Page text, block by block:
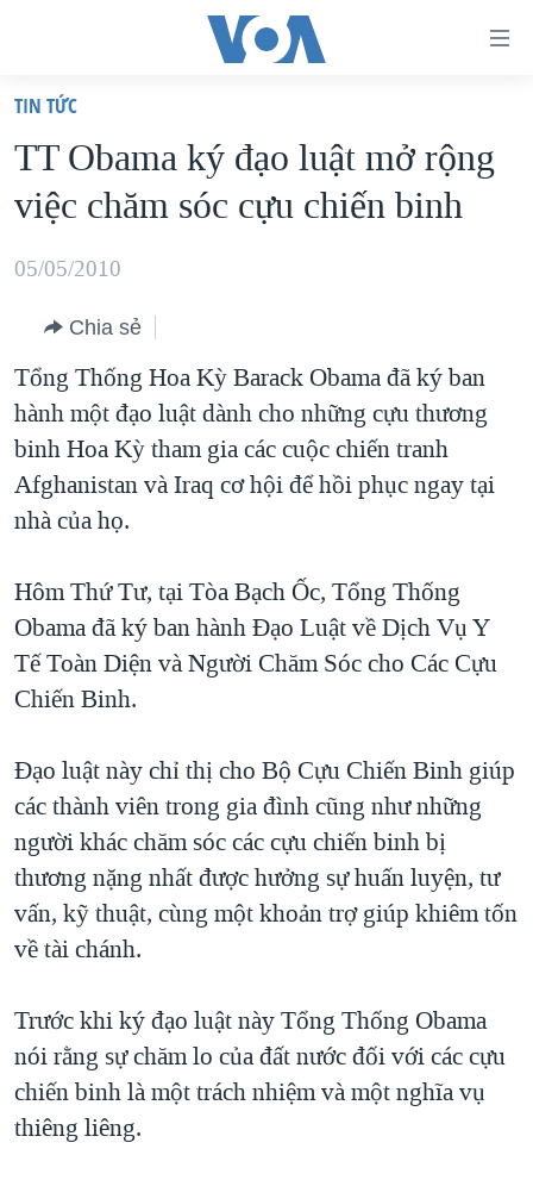
truy
cập
Tới
dung
chính
điều
hướng
chính
Đi
tới
VIỆT NAM
HOA KỲ
BIỂN ĐÔNG
BLOG
DIỄN ĐÀN
MỤC
TỰ DO BÁO CHÍ
VẠCH TRẦN TIN GIẢ
ĐỜI SỐNG
KHOA HỌC
VĂN HOÁ
THỂ THAO
CHUYÊN ĐỀ
CHIẾN TRANH THƯƠNG MẠI CỦA MỸ: QUÁ KHỨ VÀ HIỆN
HÀNH TRÌNH BẦU CỬ 2024
MỘT NĂM CHIẾN TRANH TẠI DẢI GAZA
GIẢI MÃ VÀNH ĐAI & CON ĐƯỜNG
NGÀY TỊ NẠN THẾ GIỚI
GROUND ZERO – XƯA VÀ NAY
CHI PHÍ CHIẾN TRANH AFGHANISTAN
CÁC GIÁ TRỊ CỘNG HÒA Ở VIỆT NAM
THƯỢNG ĐỈNH TRUMP-KIM TẠI VIỆT NAM
NGƯ DÂN VIỆT VÀ LÀN SÓNG TRỘM HẢI SÂM
BÊN KIA QUỐC LỘ: TIẾNG VỌNG TỪ NÔNG THÔN MỸ
QUAN HỆ VIỆT MỸ
HỌC TIẾNG ANH
NGHE
MẠNG XÃ HỘI
Ngôn ngữ khác
TIN TỨC
TT Obama ký đạo luật mở rộng
việc chăm sóc cựu chiến binh
05/05/2010
Chia sẻ
Tổng Thống Hoa Kỳ Barack Obama đã ký ban
hành một đạo luật dành cho những cựu thương
binh Hoa Kỳ tham gia các cuộc chiến tranh
Afghanistan và Iraq cơ hội để hồi phục ngay tại
nhà của họ.
Hôm Thứ Tư, tại Tòa Bạch Ốc, Tổng Thống
Obama đã ký ban hành Đạo Luật về Dịch Vụ Y
Tế Toàn Diện và Người Chăm Sóc cho Các Cựu
Chiến Binh.
Đạo luật này chỉ thị cho Bộ Cựu Chiến Binh giúp
các thành viên trong gia đình cũng như những
người khác chăm sóc các cựu chiến binh bị
thương nặng nhất được hưởng sự huấn luyện, tư
vấn, kỹ thuật, cùng một khoản trợ giúp khiêm tốn
về tài chánh.
Trước khi ký đạo luật này Tổng Thống Obama
nói rằng sự chăm lo của đất nước đối với các cựu
chiến binh là một trách nhiệm và một nghĩa vụ
thiêng liêng.